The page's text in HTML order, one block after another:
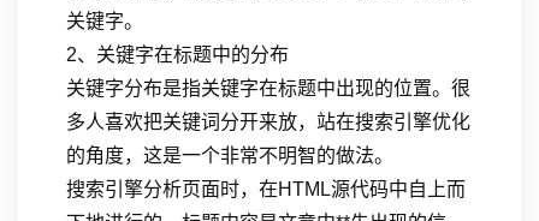
关键字。
2、关键字在标题中的分布
关键字分布是指关键字在标题中出现的位置。很
多人喜欢把关键词分开来放，站在搜索引擎优化
的角度，这是一个非常不明智的做法。
搜索引擎分析页面时，在HTML源代码中自上而